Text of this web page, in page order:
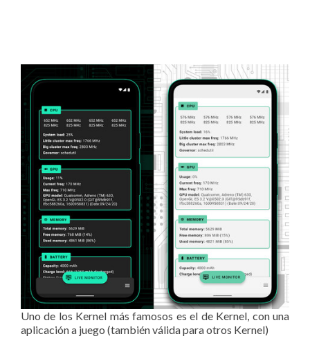
Uno de los Kernel más famosos es el de Kernel, con una
aplicación a juego (también válida para otros Kernel)